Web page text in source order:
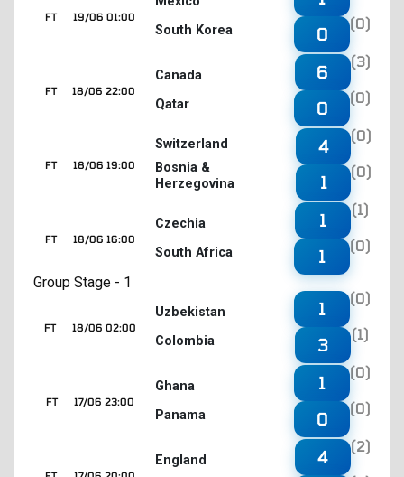
19/06 01:00
FT
South Korea
0
(0)
18/06 22:00
FT
Canada
Qatar
6
(3)
0
(0)
18/06 19:00
FT
Switzerland
Bosnia &
Herzegovina
4
(0)
1
(0)
18/06 16:00
FT
Czechia
South Africa
1
(1)
1
(0)
Group Stage - 1
18/06 02:00
FT
Uzbekistan
Colombia
1
(0)
3
(1)
17/06 23:00
FT
Ghana
Panama
1
(0)
0
(0)
England
4
(2)